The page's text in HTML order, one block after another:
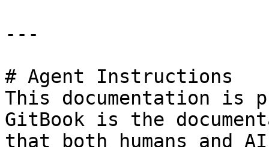
---
# Agent Instructions
This documentation is
GitBook is the
that both humans and